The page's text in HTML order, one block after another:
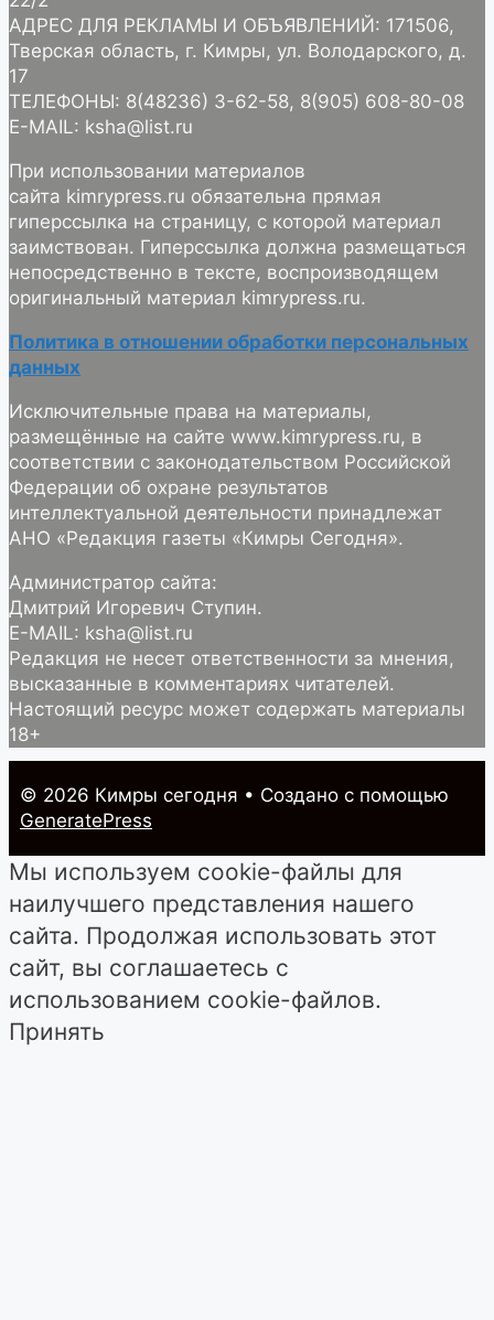
АДРЕС ДЛЯ РЕКЛАМЫ И ОБЪЯВЛЕНИЙ: 171506,
Тверская область, г. Кимры, ул. Володарского, д.
17
ТЕЛЕФОНЫ: 8(48236) 3-62-58, 8(905) 608-80-08
E-MAIL: ksha@list.ru
При использовании материалов
сайта kimrypress.ru обязательна прямая
гиперссылка на страницу, с которой материал
заимствован. Гиперссылка должна размещаться
непосредственно в тексте, воспроизводящем
оригинальный материал kimrypress.ru.
Политика в отношении обработки персональных
данных
Исключительные права на материалы,
размещённые на сайте www.kimrypress.ru, в
соответствии с законодательством Российской
Федерации об охране результатов
интеллектуальной деятельности принадлежат
АНО «Редакция газеты «Кимры Сегодня».
Администратор сайта:
Дмитрий Игоревич Ступин.
E-MAIL: ksha@list.ru
Редакция не несет ответственности за мнения,
высказанные в комментариях читателей.
Настоящий ресурс может содержать материалы
18+
© 2026 Кимры cегодня • Создано с помощью
GeneratePress
Мы используем cookie-файлы для
наилучшего представления нашего
сайта. Продолжая использовать этот
сайт, вы соглашаетесь с
использованием cookie-файлов.
Принять